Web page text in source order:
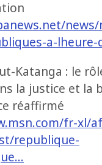
news/
a-
Katanga : le
la justice et la
réaffirmé
fr-xl/
republique-